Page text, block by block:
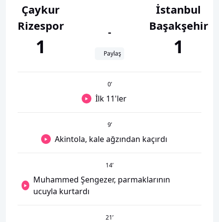
Çaykur
Rizespor
1
-
Paylaş
İstanbul
Başakşehir
1
0’
İlk 11'ler
9’
Akintola, kale ağzından kaçırdı
14’
Muhammed Şengezer, parmaklarının
ucuyla kurtardı
21’